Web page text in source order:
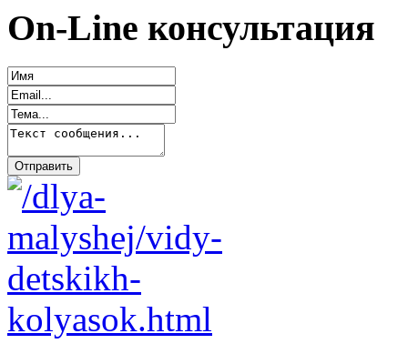
On-Line консультация